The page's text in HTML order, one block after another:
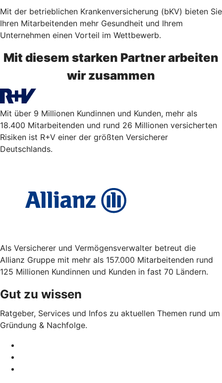
Mit der betrieblichen Kranken­versicherung (bKV) bieten Sie
Ihren Mitarbeitenden mehr Gesundheit und Ihrem
Unternehmen einen Vorteil im Wett­bewerb.
Mit diesem starken Partner arbeiten
wir zusammen
Mit über 9 Millionen Kundinnen und Kunden, mehr als
18.400 Mitarbeitenden und rund 26 Millionen versicherten
Risiken ist R+V einer der größten Versicherer
Deutschlands.
Als Versicherer und Vermögensverwalter betreut die
Allianz Gruppe mit mehr als 157.000 Mitarbeitenden rund
125 Millionen Kundinnen und Kunden in fast 70 Ländern.
Gut zu wissen
Ratgeber, Services und Infos zu aktuellen Themen rund um
Gründung & Nachfolge.